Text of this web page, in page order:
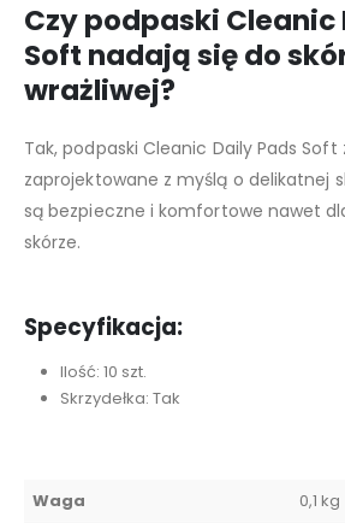
Czy podpaski Cleanic
Soft nadają się do
wrażliwej?
Tak, podpaski Cleanic Daily Pads Soft
zaprojektowane z myślą o delikatnej
są bezpieczne i komfortowe nawet
skórze.
Specyfikacja:
Ilość: 10 szt.
Skrzydełka: Tak
Waga 0,1 kg